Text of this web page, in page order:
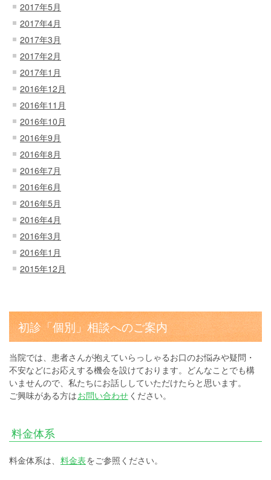
2017年5月
2017年4月
2017年3月
2017年2月
2017年1月
2016年12月
2016年11月
2016年10月
2016年9月
2016年8月
2016年7月
2016年6月
2016年5月
2016年4月
2016年3月
2016年1月
2015年12月
初診「個別」相談へのご案内
当院では、患者さんが抱えていらっしゃるお口のお悩みや疑問・
不安などにお応えする機会を設けております。どんなことでも構
いませんので、私たちにお話ししていただけたらと思います。
ご興味がある方はお問い合わせ ください。
料金体系
料金体系は、 料金表をご参照ください。